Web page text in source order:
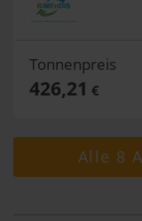
Tonnenpreis
426,21 €
Alle 8